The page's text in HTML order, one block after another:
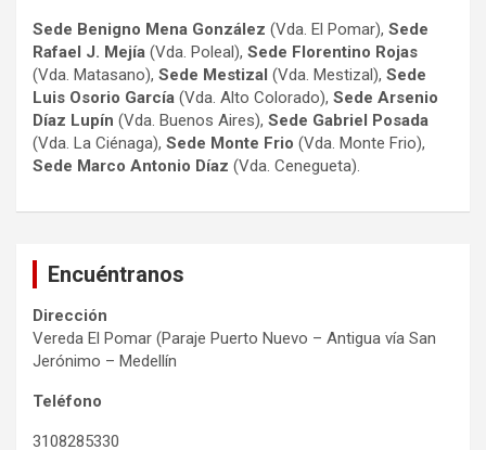
Sede Benigno Mena González (Vda. El Pomar), Sede
Rafael J. Mejía (Vda. Poleal), Sede Florentino Rojas
(Vda. Matasano), Sede Mestizal (Vda. Mestizal), Sede
Luis Osorio García (Vda. Alto Colorado), Sede Arsenio
Díaz Lupín (Vda. Buenos Aires), Sede Gabriel Posada
(Vda. La Ciénaga), Sede Monte Frio (Vda. Monte Frio),
Sede Marco Antonio Díaz (Vda. Cenegueta).
Encuéntranos
Dirección
Vereda El Pomar (Paraje Puerto Nuevo – Antigua vía San
Jerónimo – Medellín
Teléfono
3108285330